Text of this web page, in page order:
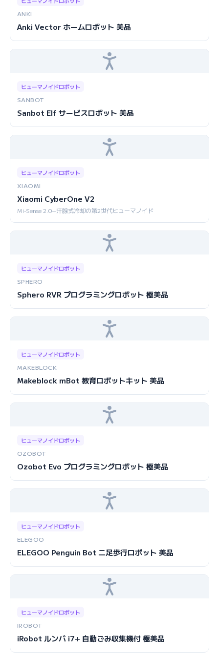
ANKI
Anki Vector ホームロボット 美品
ヒューマノイドロボット
SANBOT
Sanbot Elf サービスロボット 美品
ヒューマノイドロボット
XIAOMI
Xiaomi CyberOne V2
Mi-Sense 2.0+汗腺式冷却の第2世代ヒューマノイド
ヒューマノイドロボット
SPHERO
Sphero RVR プログラミングロボット 極美品
ヒューマノイドロボット
MAKEBLOCK
Makeblock mBot 教育ロボットキット 美品
ヒューマノイドロボット
OZOBOT
Ozobot Evo プログラミングロボット 極美品
ヒューマノイドロボット
ELEGOO
ELEGOO Penguin Bot 二足歩行ロボット 美品
ヒューマノイドロボット
IROBOT
iRobot ルンバ i7+ 自動ごみ収集機付 極美品